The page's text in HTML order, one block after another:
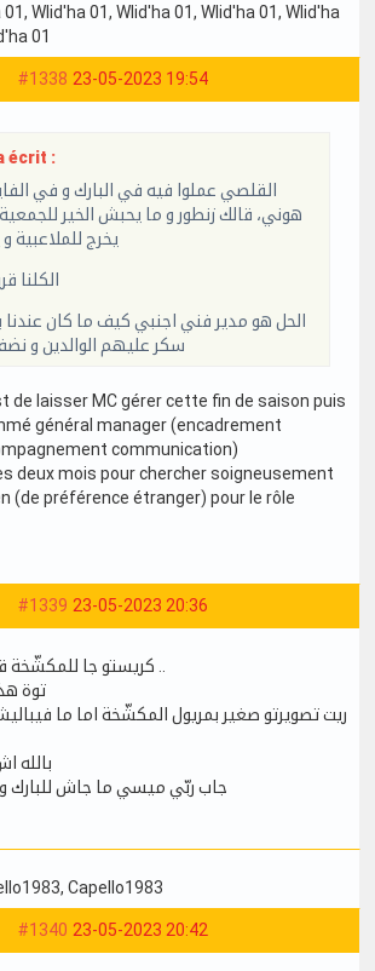
01, Wlid'ha 01, Wlid'ha 01, Wlid'ha 01, Wlid'ha
01
#1338 23-05-2023 19:54
écrit :
القلصي عملوا فيه في البارك و في
هوني، قالك زنطور و ما يحبش الخير
يخرج للملاعبية
الكلنا
الحل هو مدير فني اجنبي كيف ما كان
سكر عليهم الوالدين و
de laisser MC gérer cette fin de saison puis
général manager (encadrement
communication)
deux mois pour chercher soigneusement
(de préférence étranger) pour le rôle
#1339 23-05-2023 20:36
توة
ريت تصويرتو صغير بمريول المكشّخة اما ما
بالله
جاب ربّي ميسي ما جاش للبارك و
, Capello1983
#1340 23-05-2023 20:42